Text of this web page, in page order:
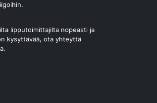
lipputoimittajilta nopeasti ja
kysyttävää, ota yhteyttä